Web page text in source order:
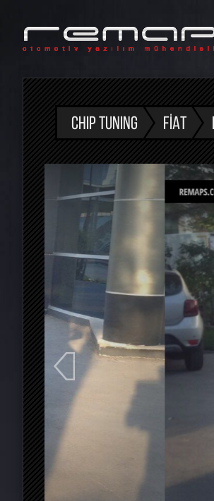
CHIP TUNING FIAT